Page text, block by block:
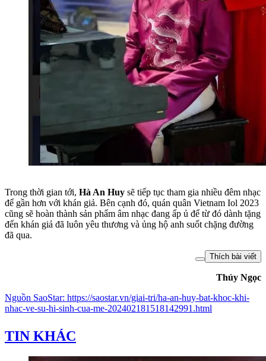
Trong thời gian tới, Hà An Huy sẽ tiếp tục tham gia nhiều đêm nhạc
để gần hơn với khán giả. Bên cạnh đó, quán quân Vietnam Iol 2023
cũng sẽ hoàn thành sản phẩm âm nhạc đang ấp ủ để từ đó dành tặng
đến khán giả đã luôn yêu thương và ủng hộ anh suốt chặng đường
đã qua.
Thích bài viết
Thúy Ngọc
Nguồn SaoStar: https://saostar.vn/giai-tri/ha-an-huy-bat-khoc-khi-
nhac-ve-su-hi-sinh-cua-me-202402181518142991.html
TIN KHÁC